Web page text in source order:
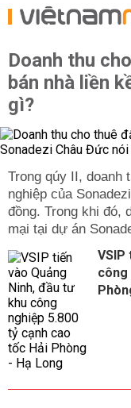
Doanh thu
bán nhà liền
gì?
Trong qúy II, doanh
nghiệp của
đồng. Trong khi đó,
mại tại dự án
VSIP
công